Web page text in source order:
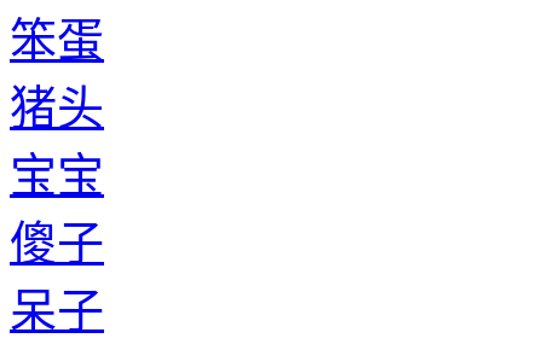
笨蛋
猪头
宝宝
傻子
呆子